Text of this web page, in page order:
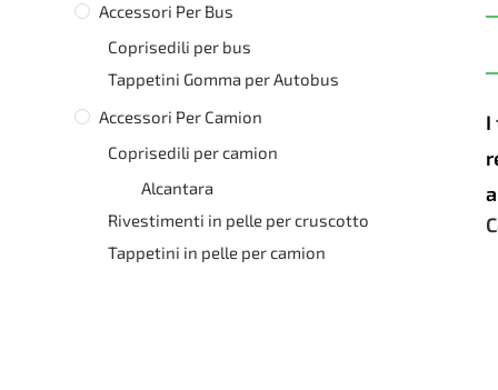
I
Accessori Per Bus
Coprisedili per bus
Tappetini Gomma per Autobus
Accessori Per Camion
Coprisedili per camion
Alcantara
Rivestimenti in pelle per cruscotto
Tappetini in pelle per camion